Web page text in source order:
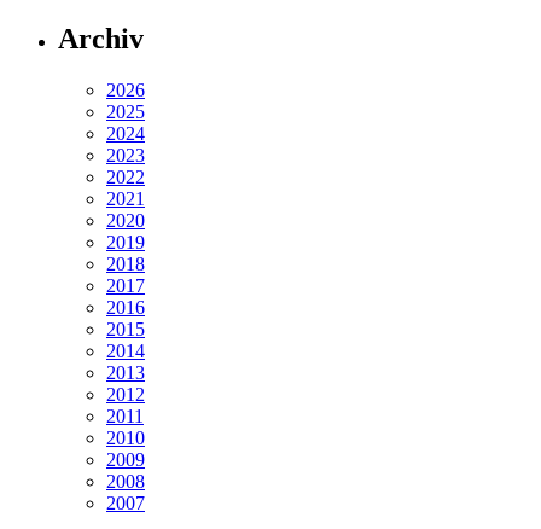
Archiv
2026
2025
2024
2023
2022
2021
2020
2019
2018
2017
2016
2015
2014
2013
2012
2011
2010
2009
2008
2007